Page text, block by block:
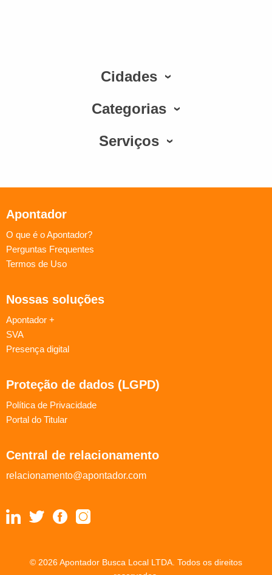
Cidades
Categorias
Serviços
Apontador
O que é o Apontador?
Perguntas Frequentes
Termos de Uso
Nossas soluções
Apontador +
SVA
Presença digital
Proteção de dados (LGPD)
Política de Privacidade
Portal do Titular
Central de relacionamento
relacionamento@apontador.com
© 2026 Apontador Busca Local LTDA. Todos os direitos